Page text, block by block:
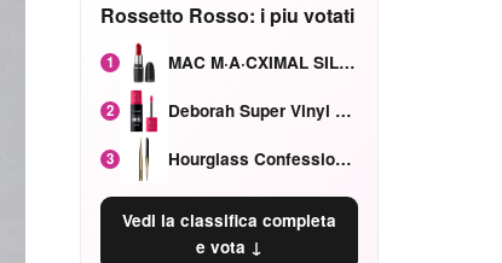
Rossetto Rosso: i piu votati
1 MAC M·A·CXIMAL SILKY MATTE Red Rock mat
2 Deborah Super Vinyl Shake Rosa Ciliegia
3 Hourglass Confession Ricaricabile Ultra Preciso Ad Alta Intensità Secretly Classic Red
Vedi la classifica completa
e vota ↓